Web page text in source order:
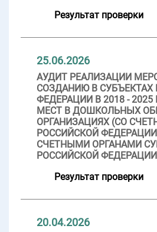
Результат проверки
25.06.2026
АУДИТ РЕАЛИЗАЦИИ
СОЗДАНИЮ В СУБЪЕКТАХ
ФЕДЕРАЦИИ В 2018 -
МЕСТ В ДОШКОЛЬНЫХ
ОРГАНИЗАЦИЯХ (СО
РОССИЙСКОЙ
СЧЕТНЫМИ ОРГАНАМИ
РОССИЙСКОЙ
Результат проверки
20.04.2026